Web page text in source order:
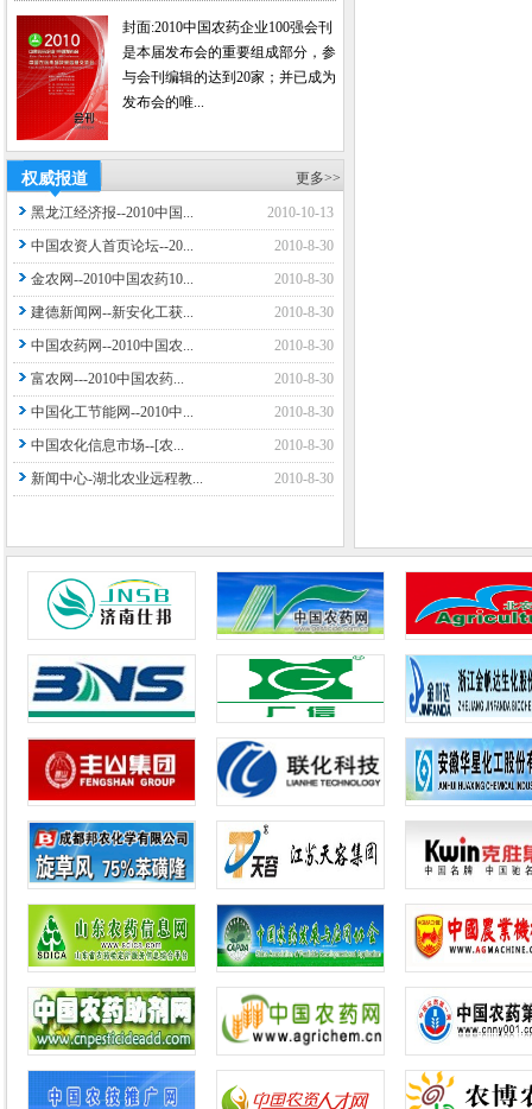
封面:2010中国农药企业100强会刊
是本届发布会的重要组成部分，参
与会刊编辑的达到20家；并已成为
发布会的唯...
权威报道 更多>>
黑龙江经济报--2010中国...
2010-10-13
中国农资人首页论坛--20...
2010-8-30
金农网--2010中国农药10...
2010-8-30
建德新闻网--新安化工获...
2010-8-30
中国农药网--2010中国农...
2010-8-30
富农网---2010中国农药...
2010-8-30
中国化工节能网--2010中...
2010-8-30
中国农化信息市场--[农...
2010-8-30
新闻中心-湖北农业远程教...
2010-8-30